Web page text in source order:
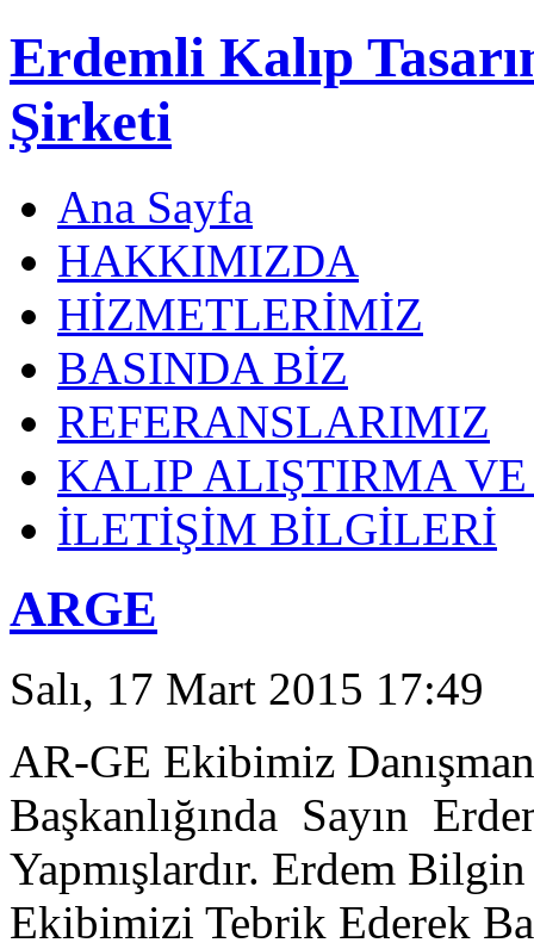
Erdemli Kalıp
Şirketi
Ana Sayfa
HAKKIMIZDA
HİZMETLERİMİZ
BASINDA BİZ
REFERANSLARIMIZ
KALIP ALIŞTIRMA
İLETİŞİM BİLGİLERİ
ARGE
Salı, 17 Mart 2015 17:49
AR-GE Ekibimiz
Başkanlığında Sayın
Yapmışlardır. Erdem
Ekibimizi Tebrik Ederek